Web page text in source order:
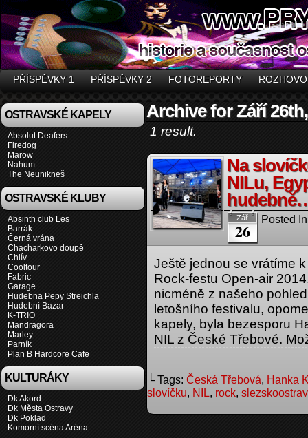
PŘÍSPĚVKY 1 PŘÍSPĚVKY 2 FOTOREPORTY
OSTRAVSKÉ KAPELY
Absolut Deafers
Firedog
Marow
Nahum
The Neunikneš
OSTRAVSKÉ KLUBY
Absinth club Les
Barrák
Černá vrána
Chacharkovo doupě
Chlív
Cooltour
Fabric
Garage
Hudebna Pepy Streichla
Hudební Bazar
K-TRIO
Mandragora
Marley
Parník
Plan B Hardcore Cafe
KULTURÁKY
Dk Akord
Dk Města Ostravy
Dk Poklad
Komorní scéna Aréna
Archive for Září
1 result.
Na
NILu,
Zář
26
Posted
Ještě jednou se vrátíme
Rock-festu Open-air
nicméně z našeho
letošního festivalu,
kapely, byla bezesporu
NIL z České Třebové.
└ Tags: Česká Třebová, Hanka
slovíčku, NIL, rock,